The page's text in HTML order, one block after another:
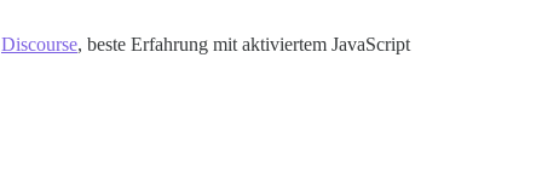
Discourse, beste Erfahrung mit aktiviertem JavaScript